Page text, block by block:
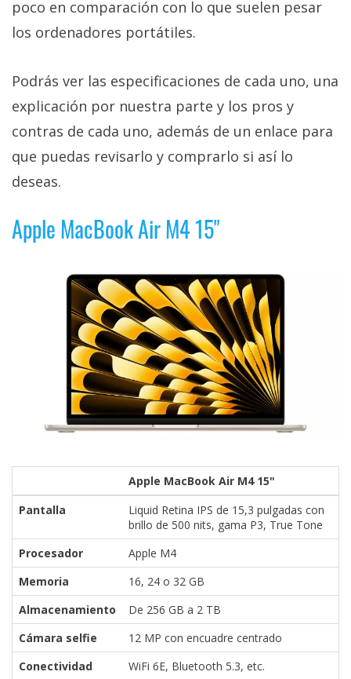
poco en comparación con lo que suelen pesar
los ordenadores portátiles.
Podrás ver las especificaciones de cada uno, una
explicación por nuestra parte y los pros y
contras de cada uno, además de un enlace para
que puedas revisarlo y comprarlo si así lo
deseas.
Apple MacBook Air M4 15"
Apple MacBook Air M4 15"
Pantalla
Liquid Retina IPS de 15,3 pulgadas con
brillo de 500 nits, gama P3, True Tone
Procesador
Apple M4
Memoria
16, 24 o 32 GB
Almacenamiento
De 256 GB a 2 TB
Cámara selfie
12 MP con encuadre centrado
Conectividad
WiFi 6E, Bluetooth 5.3, etc.